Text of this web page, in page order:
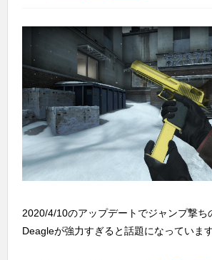
2020/4/10のアップデートでジャンプ撃ち
Deagleが強力すぎると話題になっています